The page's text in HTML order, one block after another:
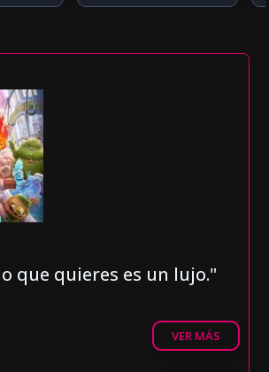
que quieres es un lujo."
VER MÁS